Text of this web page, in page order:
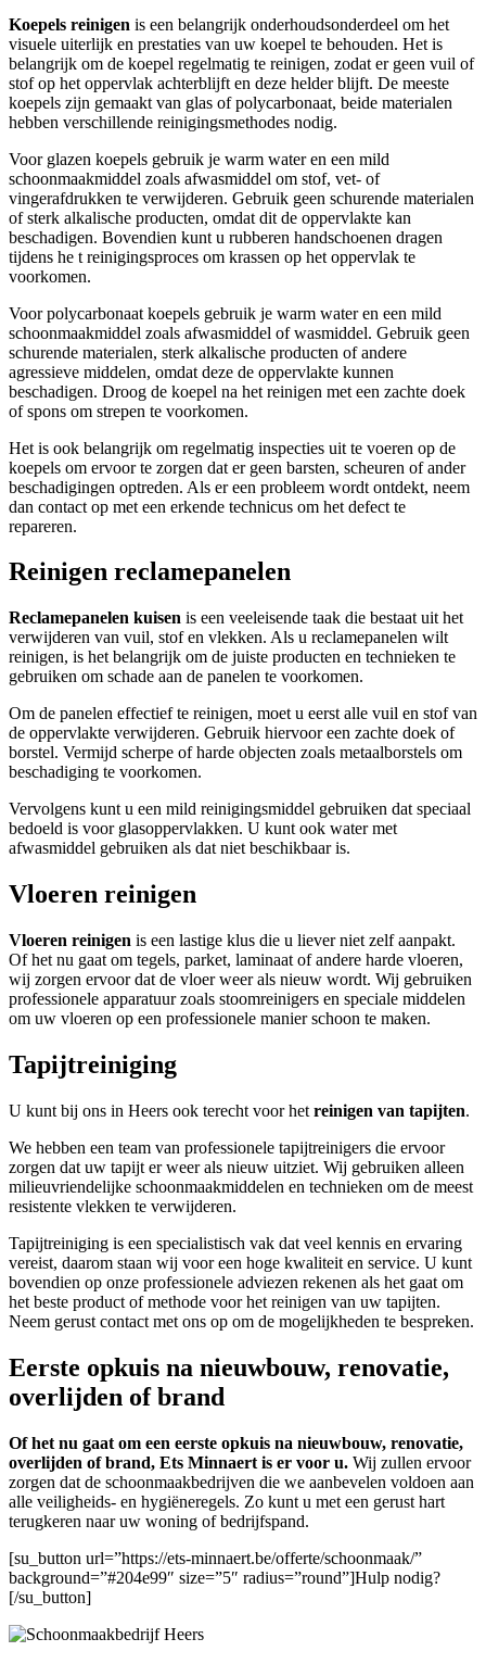
Koepels reinigen is een belangrijk onderhoudsonderdeel om het
visuele uiterlijk en prestaties van uw koepel te behouden. Het is
belangrijk om de koepel regelmatig te reinigen, zodat er geen vuil of
stof op het oppervlak achterblijft en deze helder blijft. De meeste
koepels zijn gemaakt van glas of polycarbonaat, beide materialen
hebben verschillende reinigingsmethodes nodig.
Voor glazen koepels gebruik je warm water en een mild
schoonmaakmiddel zoals afwasmiddel om stof, vet- of
vingerafdrukken te verwijderen. Gebruik geen schurende materialen
of sterk alkalische producten, omdat dit de oppervlakte kan
beschadigen. Bovendien kunt u rubberen handschoenen dragen
tijdens he t reinigingsproces om krassen op het oppervlak te
voorkomen.
Voor polycarbonaat koepels gebruik je warm water en een mild
schoonmaakmiddel zoals afwasmiddel of wasmiddel. Gebruik geen
schurende materialen, sterk alkalische producten of andere
agressieve middelen, omdat deze de oppervlakte kunnen
beschadigen. Droog de koepel na het reinigen met een zachte doek
of spons om strepen te voorkomen.
Het is ook belangrijk om regelmatig inspecties uit te voeren op de
koepels om ervoor te zorgen dat er geen barsten, scheuren of ander
beschadigingen optreden. Als er een probleem wordt ontdekt, neem
dan contact op met een erkende technicus om het defect te
repareren.
Reinigen reclamepanelen
Reclamepanelen kuisen is een veeleisende taak die bestaat uit het
verwijderen van vuil, stof en vlekken. Als u reclamepanelen wilt
reinigen, is het belangrijk om de juiste producten en technieken te
gebruiken om schade aan de panelen te voorkomen.
Om de panelen effectief te reinigen, moet u eerst alle vuil en stof van
de oppervlakte verwijderen. Gebruik hiervoor een zachte doek of
borstel. Vermijd scherpe of harde objecten zoals metaalborstels om
beschadiging te voorkomen.
Vervolgens kunt u een mild reinigingsmiddel gebruiken dat speciaal
bedoeld is voor glasoppervlakken. U kunt ook water met
afwasmiddel gebruiken als dat niet beschikbaar is.
Vloeren reinigen
Vloeren reinigen is een lastige klus die u liever niet zelf aanpakt.
Of het nu gaat om tegels, parket, laminaat of andere harde vloeren,
wij zorgen ervoor dat de vloer weer als nieuw wordt. Wij gebruiken
professionele apparatuur zoals stoomreinigers en speciale middelen
om uw vloeren op een professionele manier schoon te maken.
Tapijtreiniging
U kunt bij ons in Heers ook terecht voor het reinigen van tapijten.
We hebben een team van professionele tapijtreinigers die ervoor
zorgen dat uw tapijt er weer als nieuw uitziet. Wij gebruiken alleen
milieuvriendelijke schoonmaakmiddelen en technieken om de meest
resistente vlekken te verwijderen.
Tapijtreiniging is een specialistisch vak dat veel kennis en ervaring
vereist, daarom staan wij voor een hoge kwaliteit en service. U kunt
bovendien op onze professionele adviezen rekenen als het gaat om
het beste product of methode voor het reinigen van uw tapijten.
Neem gerust contact met ons op om de mogelijkheden te bespreken.
Eerste opkuis na nieuwbouw, renovatie,
overlijden of brand
Of het nu gaat om een eerste opkuis na nieuwbouw, renovatie,
overlijden of brand, Ets Minnaert is er voor u. Wij zullen ervoor
zorgen dat de schoonmaakbedrijven die we aanbevelen voldoen aan
alle veiligheids- en hygiëneregels. Zo kunt u met een gerust hart
terugkeren naar uw woning of bedrijfspand.
[su_button url=”https://ets-minnaert.be/offerte/schoonmaak/”
background=”#204e99″ size=”5″ radius=”round”]Hulp nodig?
[/su_button]